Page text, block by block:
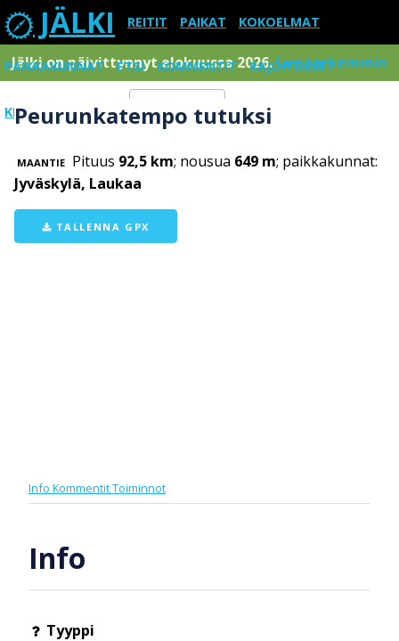
JÄLKI REITIT PAIKAT KOKOELMAT
PAIKKAKUNNAT ETSI KOMMENTIT RAJOITUKSET
KIRJAUDU SISÄÄN Menu
Jälki on päivittynnyt elokuussa 2026.Lue tarkemmin
Peurunkatempo tutuksi
MAANTIE Pituus 92,5 km; nousua 649 m; paikkakunnat:
Jyväskylä, Laukaa
TALLENNA GPX
Info KommentitToiminnot
Info
Tyyppi